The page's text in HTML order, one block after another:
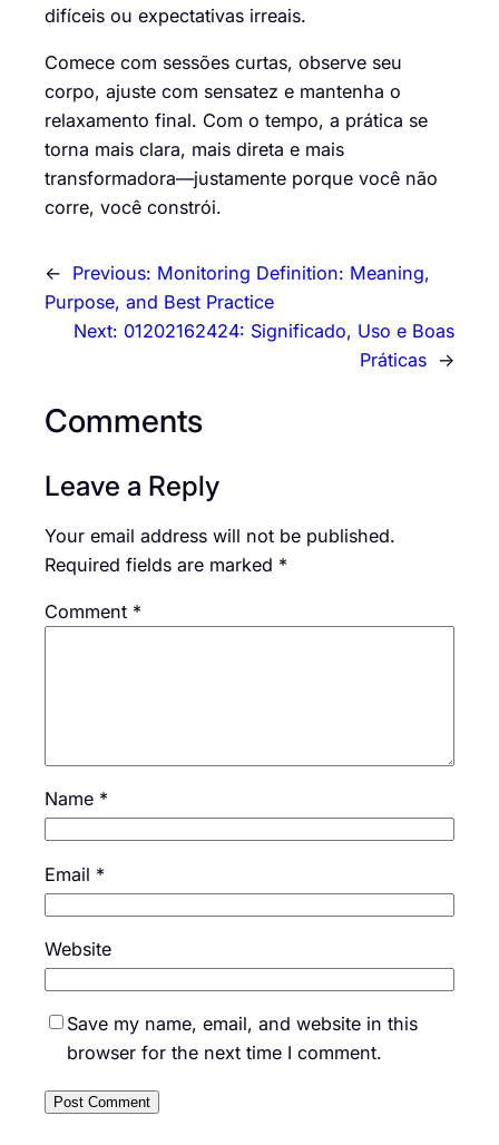
difíceis ou expectativas irreais.
Comece com sessões curtas, observe seu
corpo, ajuste com sensatez e mantenha o
relaxamento final. Com o tempo, a prática se
torna mais clara, mais direta e mais
transformadora—justamente porque você não
corre, você constrói.
← Previous: Monitoring Definition: Meaning,
Purpose, and Best Practice
Next: 01202162424: Significado, Uso e Boas
Práticas →
Comments
Leave a Reply
Your email address will not be published.
Required fields are marked *
Comment *
Name *
Email *
Website
Save my name, email, and website in this
browser for the next time I comment.